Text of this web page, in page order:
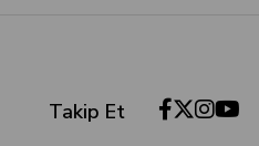
Takip Et